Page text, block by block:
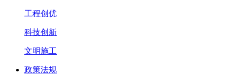
工程创优
科技创新
文明施工
政策法规